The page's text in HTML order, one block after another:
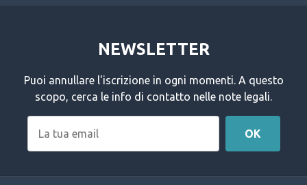
NEWSLETTER
Puoi annullare l'iscrizione in ogni momenti. A questo
scopo, cerca le info di contatto nelle note legali.